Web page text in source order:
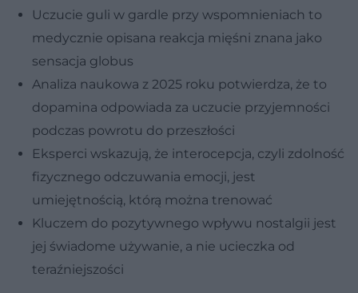
Uczucie guli w gardle przy wspomnieniach to
medycznie opisana reakcja mięśni znana jako
sensacja globus
Analiza naukowa z 2025 roku potwierdza, że to
dopamina odpowiada za uczucie przyjemności
podczas powrotu do przeszłości
Eksperci wskazują, że interocepcja, czyli zdolność
fizycznego odczuwania emocji, jest
umiejętnością, którą można trenować
Kluczem do pozytywnego wpływu nostalgii jest
jej świadome używanie, a nie ucieczka od
teraźniejszości